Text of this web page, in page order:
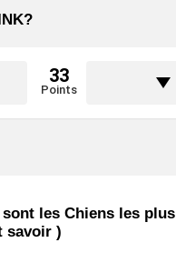
33
Points
les Chiens les plus
savoir )